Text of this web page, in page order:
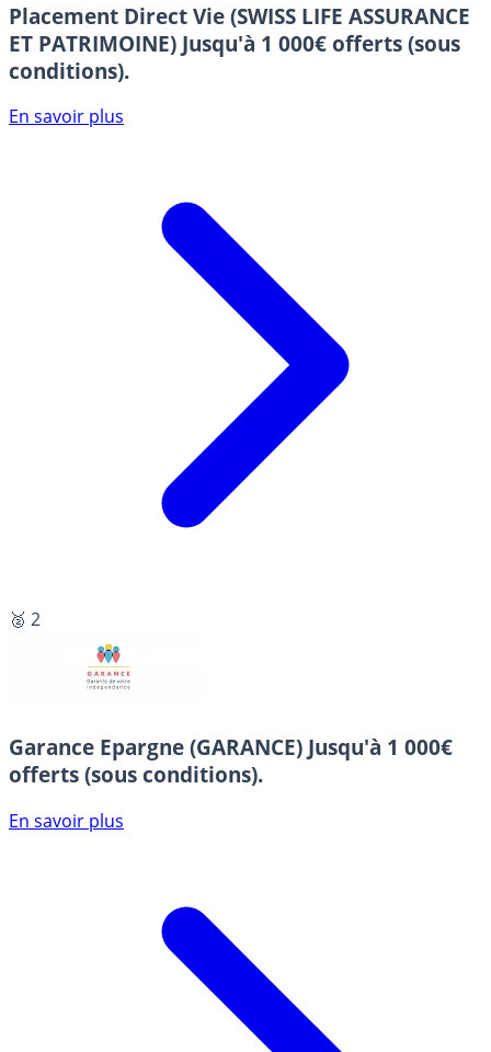
Placement Direct Vie (SWISS LIFE ASSURANCE
ET PATRIMOINE) Jusqu'à 1 000€ offerts (sous
conditions).
En savoir plus
🥈 2
Garance Epargne (GARANCE) Jusqu'à 1 000€
offerts (sous conditions).
En savoir plus